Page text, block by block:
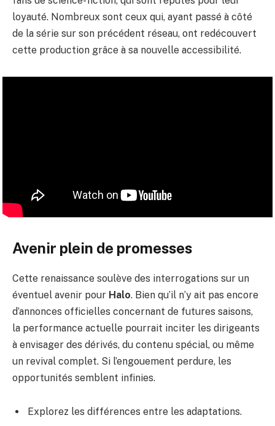
loyauté. Nombreux sont ceux qui, ayant passé à côté
de la série sur son précédent réseau, ont redécouvert
cette production grâce à sa nouvelle accessibilité.
Avenir plein de promesses
Cette renaissance soulève des interrogations sur un
éventuel avenir pour Halo. Bien qu’il n’y ait pas encore
d’annonces officielles concernant de futures saisons,
la performance actuelle pourrait inciter les dirigeants
à envisager des dérivés, du contenu spécial, ou même
un revival complet. Si l’engouement perdure, les
opportunités semblent infinies.
Explorez les différences entre les adaptations.